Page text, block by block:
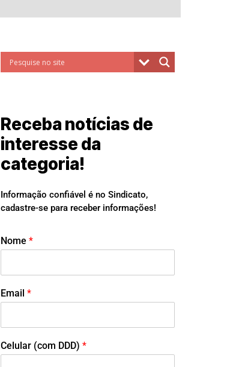
Receba notícias de
interesse da
categoria!
Informação confiável é no Sindicato,
cadastre-se para receber informações!
Nome *
Email *
Celular (com DDD) *